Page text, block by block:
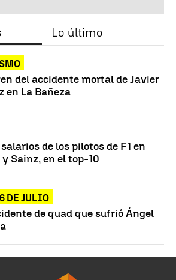
Lo último
del accidente mortal de Javier
en La Bañeza
de los pilotos de F1 en
Sainz, en el top-10
DE JULIO
de quad que sufrió Ángel